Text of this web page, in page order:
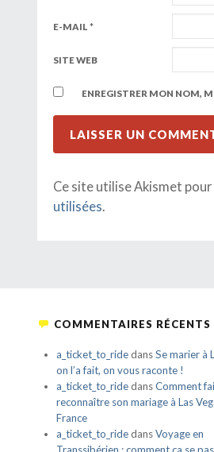
E-MAIL *
SITE WEB
ENREGISTRER MON NOM,
Ce site utilise Akismet
utilisées.
COMMENTAIRES RÉCENTS
a_ticket_to_ridedansSe marier à
on l’a fait, on vous raconte !
a_ticket_to_ridedansComment
reconnaître son mariage à Las
France
a_ticket_to_ridedansVoyage en